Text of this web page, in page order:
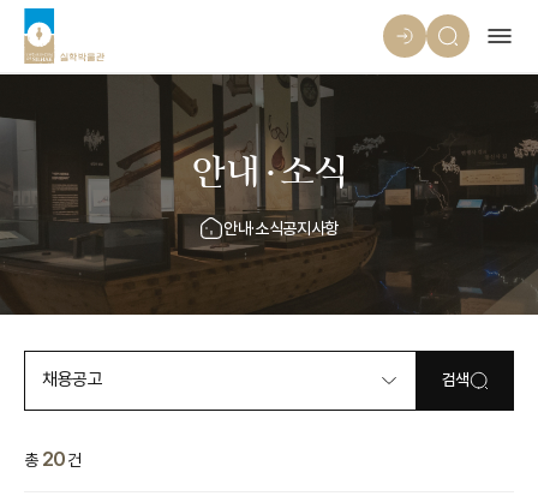
안내·소식
안내·소식공지사항
채용공고 검색
총 20건